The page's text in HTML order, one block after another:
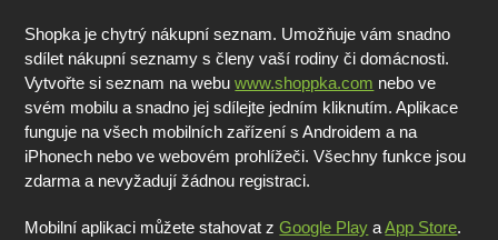
Shopka je chytrý nákupní seznam. Umožňuje vám snadno
sdílet nákupní seznamy s členy vaší rodiny či domácnosti.
Vytvořte si seznam na webuwww.shoppka.com nebo ve
svém mobilu a snadno jej sdílejte jedním kliknutím. Aplikace
funguje na všech mobilních zařízení s Androidem a na
iPhonech nebo ve webovém prohlížeči. Všechny funkce jsou
zdarma a nevyžadují žádnou registraci.
Mobilní aplikaci můžete stahovat zGoogle Play aApp Store.